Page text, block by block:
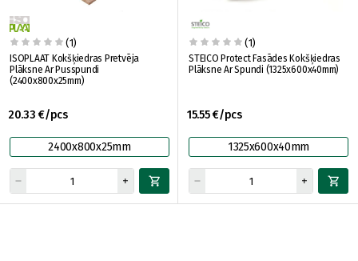
(1)
ISOPLAAT Kokšķiedras Pretvēja
Plāksne Ar Pusspundi
(2400x800x25mm)
20.33 €/pcs
2400x800x25mm
(1)
STEICO Protect Fasādes Kokšķiedras
Plāksne Ar Spundi (1325x600x40mm)
15.55 €/pcs
1325x600x40mm